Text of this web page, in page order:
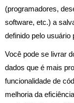
(programadores,
software, etc.) a
definido pelo usuário
Você pode se livrar
dados que é mais
funcionalidade de
melhoria da